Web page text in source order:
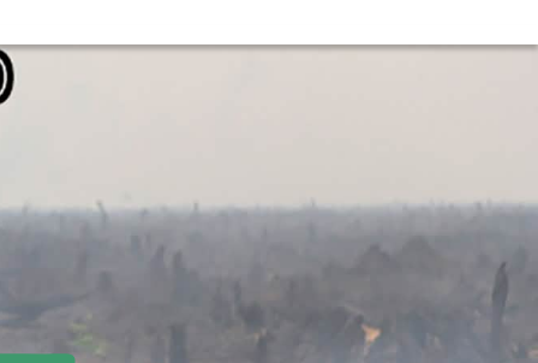
Hutan Hujan
Kawasan lindung
Biodiesel Perlindungan hutan